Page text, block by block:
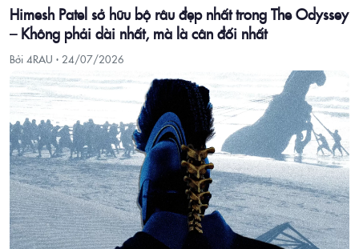
Himesh Patel sở hữu bộ râu đẹp nhất trong The Odyssey
– Không phải dài nhất, mà là cân đối nhất
Bởi 4RAU · 24/07/2026